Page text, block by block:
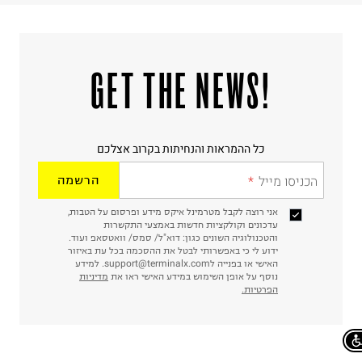
!GET THE NEWS
כל ההמראות והנחיתות בקרוב אצלכם
הכניסו מייל הרשמה
אני רוצה לקבל מטרמינל איקס מידע ופרסום על הטבות,
עדכונים וקולקציות חדשות באמצעי התקשרות
והטכנולוגיה השונים כגון: דוא"ל/ סמס/ וואטסאפ ועוד.
ידוע לי כי באפשרותי לבטל את ההסכמה בכל עת באיזור
האישי או בפנייה לsupport@terminalx.com. למידע
נוסף על אופן השימוש במידע האישי ראו את מדיניות
הפרטיות.